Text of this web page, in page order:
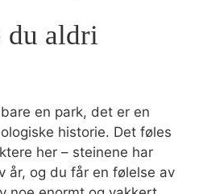
du aldri
en park, det er en
historie. Det føles
her – steinene har
år, og du får en følelse av